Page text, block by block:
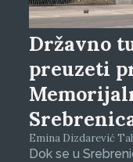
Državno
preuzeti
Emina Dizdarević
Dok se u